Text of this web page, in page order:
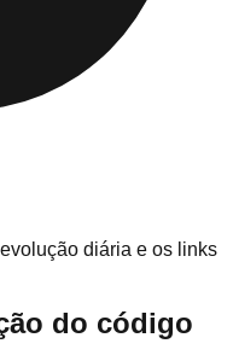
diária e os links
do código